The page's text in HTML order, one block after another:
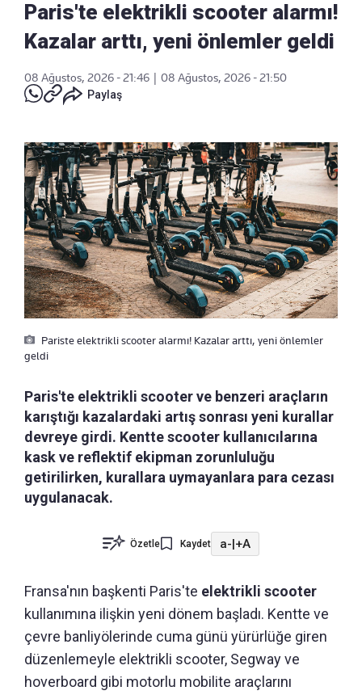
Paris'te elektrikli scooter alarmı!
Kazalar arttı, yeni önlemler geldi
08 Ağustos, 2026 - 21:46
08 Ağustos, 2026 - 21:50
Paylaş
Pariste elektrikli scooter alarmı! Kazalar arttı, yeni önlemler
geldi
Paris'te elektrikli scooter ve benzeri araçların
karıştığı kazalardaki artış sonrası yeni kurallar
devreye girdi. Kentte scooter kullanıcılarına
kask ve reflektif ekipman zorunluluğu
getirilirken, kurallara uymayanlara para cezası
uygulanacak.
Özetle Kaydet a-|+A
Fransa'nın başkenti Paris'te elektrikli scooter
kullanımına ilişkin yeni dönem başladı. Kentte ve
çevre banliyölerinde cuma günü yürürlüğe giren
düzenlemeyle elektrikli scooter, Segway ve
hoverboard gibi motorlu mobilite araçlarını